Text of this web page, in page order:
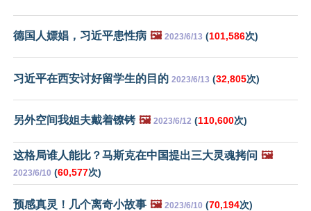
德国人嫖娼，习近平患性病 🖼️ 2023/6/13 (101,586次)
习近平在西安讨好留学生的目的 2023/6/13 (32,805次)
另外空间我姐夫戴着镣铐 🖼️ 2023/6/12 (110,600次)
这格局谁人能比？马斯克在中国提出三大灵魂拷问 🖼️
2023/6/10 (60,577次)
预感真灵！几个离奇小故事 🖼️ 2023/6/10 (70,194次)